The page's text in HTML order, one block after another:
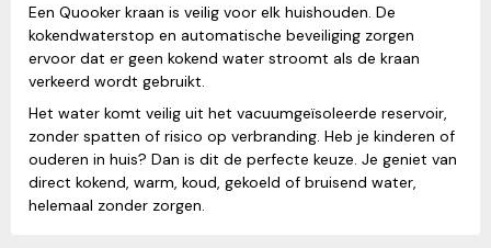
Een Quooker kraan is veilig voor elk huishouden. De
kokendwaterstop en automatische beveiliging zorgen
ervoor dat er geen kokend water stroomt als de kraan
verkeerd wordt gebruikt.
Het water komt veilig uit het vacuumgeïsoleerde reservoir,
zonder spatten of risico op verbranding. Heb je kinderen of
ouderen in huis? Dan is dit de perfecte keuze. Je geniet van
direct kokend, warm, koud, gekoeld of bruisend water,
helemaal zonder zorgen.